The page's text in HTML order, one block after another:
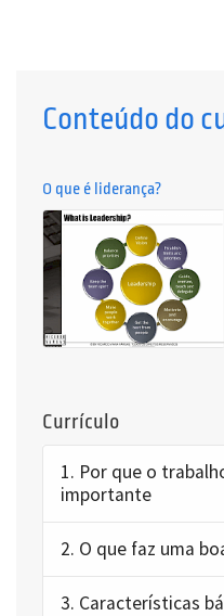
Conteúdo do
O que é liderança?
Currículo
1. Por que o
importante
2. O que faz uma
3. Características